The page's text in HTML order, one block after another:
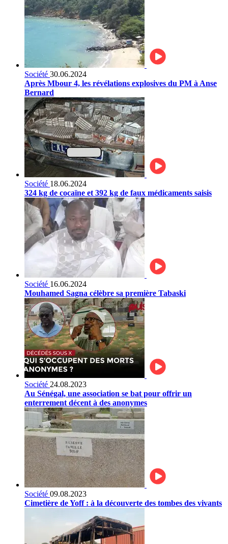
Société 30.06.2024
Après Mbour 4, les révélations explosives du PM à Anse
Bernard
Société 18.06.2024
324 kg de cocaïne et 392 kg de faux médicaments saisis
Société 16.06.2024
Mouhamed Sagna célèbre sa première Tabaski
Société 24.08.2023
Au Sénégal, une association se bat pour offrir un
enterrement décent à des anonymes
Société 09.08.2023
Cimetière de Yoff : à la découverte des tombes des vivants